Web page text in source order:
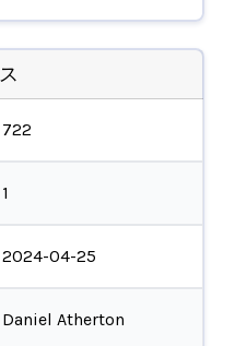
722
1
2024-04-25
Daniel Atherton